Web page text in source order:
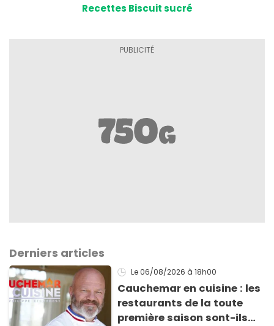
Recettes Biscuit sucré
Derniers articles
Le 06/08/2026 à 18h00
Cauchemar en cuisine : les
restaurants de la toute
première saison sont-ils